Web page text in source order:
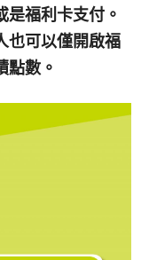
是福利卡支付。
也可以僅開啟福
點數。